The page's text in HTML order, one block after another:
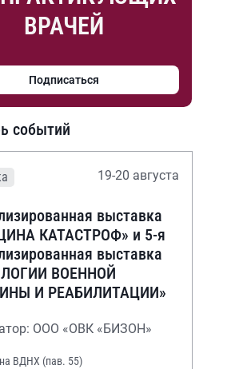
ВРАЧЕЙ
Подписаться
событий
19-20 августа
выставка
КАТАСТРОФ» и 5-я
выставка
ВОЕННОЙ
И РЕАБИЛИТАЦИИ»
ООО «ОВК «БИЗОН»
ВДНХ (пав. 55)